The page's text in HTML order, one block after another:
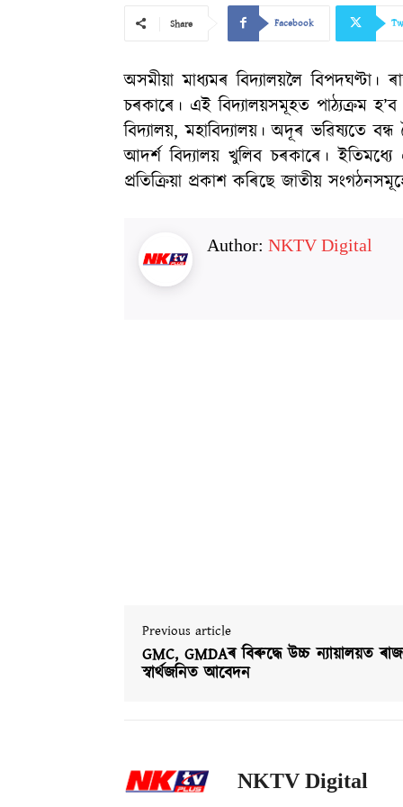
Share Facebook
অসমীয়া মাধ্যমৰ বিদ্যালয়লৈ বিপদঘণ্টা।
চৰকাৰে। এই বিদ্যালয়সমূহত পাঠ্যক্ৰম
বিদ্যালয়, মহাবিদ্যালয়। অদূৰ ভৱিষ্যতে
আদৰ্শ বিদ্যালয় খুলিব চৰকাৰে।
প্ৰতিক্ৰিয়া প্ৰকাশ কৰিছে জাতীয়
Author: NKTV Digital
Previous article
GMC, GMDAৰ বিৰুদ্ধে উচ্চ ন্যায়ালয়ত
স্বাৰ্থজনিত আবেদন
NKTV Digital